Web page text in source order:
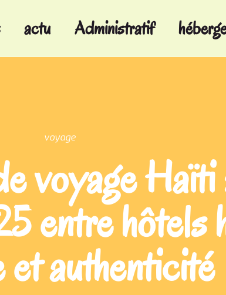
actu Administratif
voyage
voyage Haïti
entre hôtels
et authenticité